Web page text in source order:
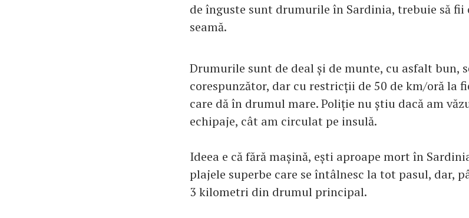
de înguste sunt drumurile în Sardinia, trebuie să fii
seamă.
Drumurile sunt de deal și de munte, cu asfalt bun,
corespunzător, dar cu restricții de 50 de km/oră la
care dă în drumul mare. Poliție nu știu dacă am
echipaje, cât am circulat pe insulă.
Ideea e că fără mașină, ești aproape mort în
plajele superbe care se întâlnesc la tot pasul, dar,
3 kilometri din drumul principal.